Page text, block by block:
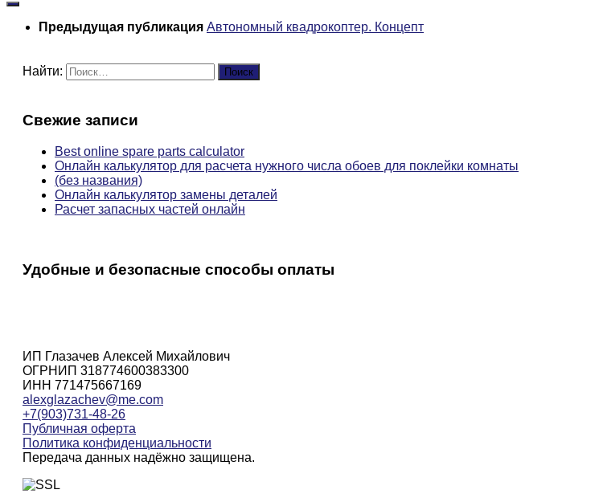
Предыдущая публикация Автономный квадрокоптер. Концепт
Найти:
Свежие записи
Best online spare parts calculator
Онлайн калькулятор для расчета нужного числа обоев для поклейки комнаты
(без названия)
Онлайн калькулятор замены деталей
Расчет запасных частей онлайн
Удобные и безопасные способы оплаты
ИП Глазачев Алексей Михайлович
ОГРНИП 318774600383300
ИНН 771475667169
alexglazachev@me.com
+7(903)731-48-26
Публичная оферта
Политика конфиденциальности
Передача данных надёжно защищена.